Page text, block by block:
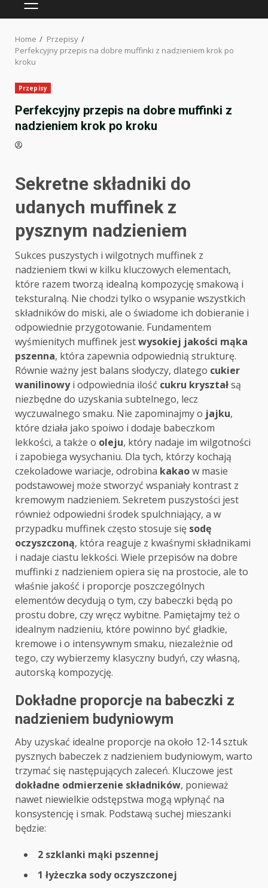
PRIMARY
Home
Przepisy
Perfekcyjny przepis na dobre muffinki z nadzieniem krok po
kroku
Przepisy
Perfekcyjny przepis na dobre muffinki z
nadzieniem krok po kroku
Sekretne składniki do
udanych muffinek z
pysznym nadzieniem
Sukces puszystych i wilgotnych muffinek z
nadzieniem tkwi w kilku kluczowych elementach,
które razem tworzą idealną kompozycję smakową i
teksturalną. Nie chodzi tylko o wsypanie wszystkich
składników do miski, ale o świadome ich dobieranie i
odpowiednie przygotowanie. Fundamentem
wyśmienitych muffinek jestwysokiej jakości mąka
pszenna, która zapewnia odpowiednią strukturę.
Równie ważny jest balans słodyczy, dlatego cukier
wanilinowyi odpowiednia ilość cukru kryształsą
niezbędne do uzyskania subtelnego, lecz
wyczuwalnego smaku. Nie zapominajmy o jajku,
które działa jako spoiwo i dodaje babeczkom
lekkości, a także o oleju, który nadaje im wilgotności
i zapobiega wysychaniu. Dla tych, którzy kochają
czekoladowe wariacje, odrobina kakaow masie
podstawowej może stworzyć wspaniały kontrast z
kremowym nadzieniem. Sekretem puszystości jest
również odpowiedni środek spulchniający, a w
przypadku muffinek często stosuje się sodę
oczyszczoną, która reaguje z kwaśnymi składnikami
i nadaje ciastu lekkości. Wiele przepisów na dobre
muffinki z nadzieniem opiera się na prostocie, ale to
właśnie jakość i proporcje poszczególnych
elementów decydują o tym, czy babeczki będą po
prostu dobre, czy wręcz wybitne. Pamiętajmy też o
idealnym nadzieniu, które powinno być gładkie,
kremowe i o intensywnym smaku, niezależnie od
tego, czy wybierzemy klasyczny budyń, czy własną,
autorską kompozycję.
Dokładne proporcje na babeczki z
nadzieniem budyniowym
Aby uzyskać idealne proporcje na około 12-14 sztuk
pysznych babeczek z nadzieniem budyniowym, warto
trzymać się następujących zaleceń. Kluczowe jest
dokładne odmierzenie składników, ponieważ
nawet niewielkie odstępstwa mogą wpłynąć na
konsystencję i smak. Podstawą suchej mieszanki
będzie:
2 szklanki mąki pszennej
1 łyżeczka sody oczyszczonej